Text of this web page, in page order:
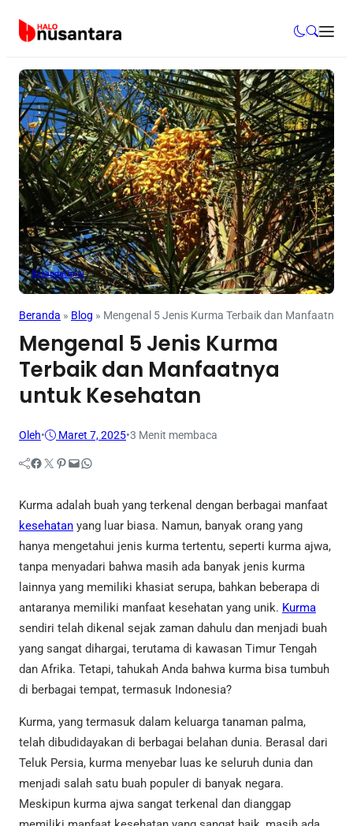
BerandaOpini
Beranda » Blog » Mengenal 5 Jenis Kurma Terbaik dan Manfaatnya
Mengenal 5 Jenis Kurma
Terbaik dan Manfaatnya
untuk Kesehatan
Oleh• Maret 7, 2025•3 Menit membaca
Facebook Twitter Pinterest Mail WhatsApp
Kurma adalah buah yang terkenal dengan berbagai manfaat
kesehatan yang luar biasa. Namun, banyak orang yang
hanya mengetahui jenis kurma tertentu, seperti kurma ajwa,
tanpa menyadari bahwa masih ada banyak jenis kurma
lainnya yang memiliki khasiat serupa, bahkan beberapa di
antaranya memiliki manfaat kesehatan yang unik. Kurma
sendiri telah dikenal sejak zaman dahulu dan menjadi buah
yang sangat dihargai, terutama di kawasan Timur Tengah
dan Afrika. Tetapi, tahukah Anda bahwa kurma bisa tumbuh
di berbagai tempat, termasuk Indonesia?
Kurma, yang termasuk dalam keluarga tanaman palma,
telah dibudidayakan di berbagai belahan dunia. Berasal dari
Teluk Persia, kurma menyebar luas ke seluruh dunia dan
menjadi salah satu buah populer di banyak negara.
Meskipun kurma ajwa sangat terkenal dan dianggap